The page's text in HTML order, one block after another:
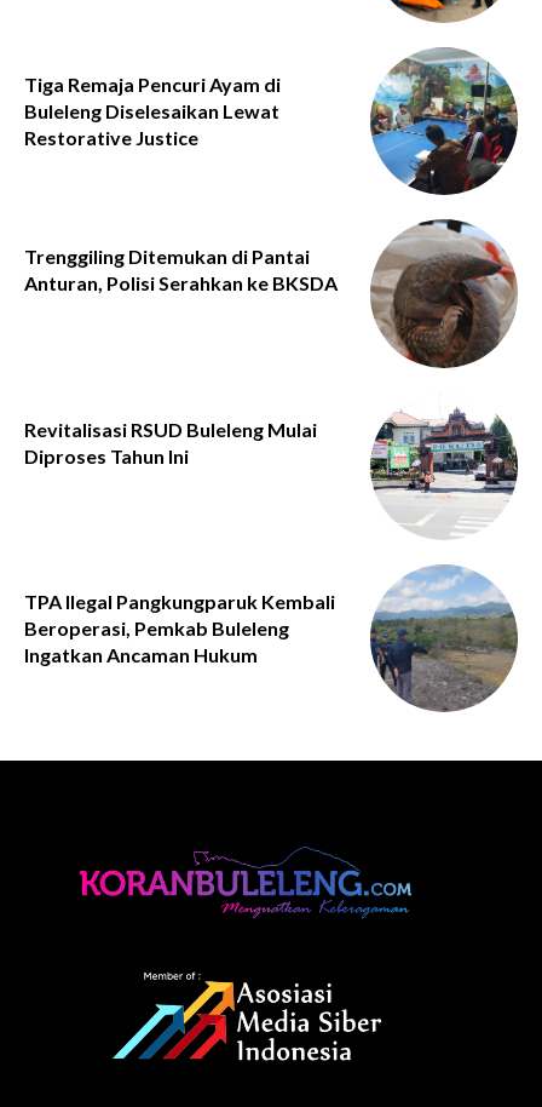
Tiga Remaja Pencuri Ayam di
Buleleng Diselesaikan Lewat
Restorative Justice
Trenggiling Ditemukan di Pantai
Anturan, Polisi Serahkan ke BKSDA
Revitalisasi RSUD Buleleng Mulai
Diproses Tahun Ini
TPA Ilegal Pangkungparuk Kembali
Beroperasi, Pemkab Buleleng
Ingatkan Ancaman Hukum